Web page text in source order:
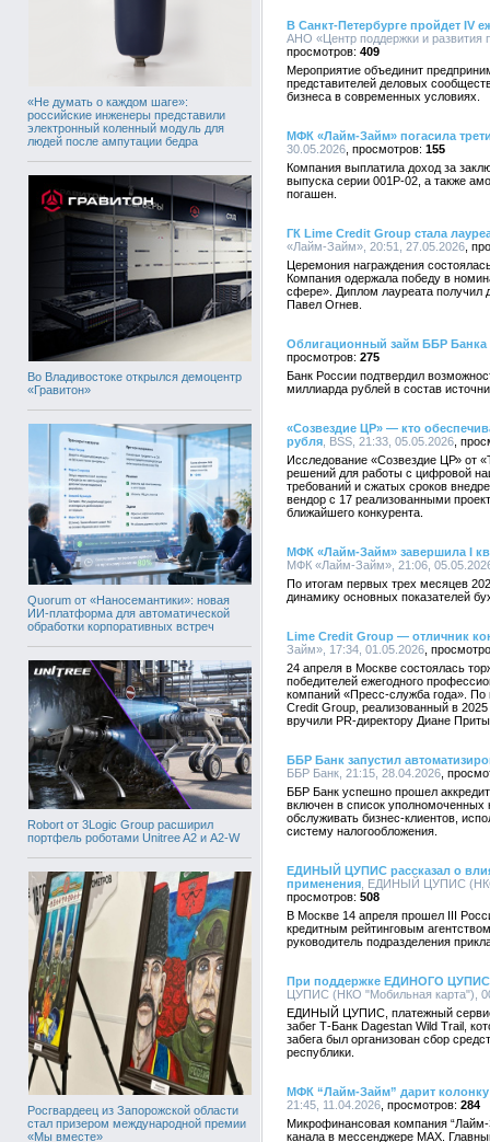
«Не думать о каждом шаге»:
российские инженеры представили
электронный коленный модуль для
людей после ампутации бедра
Во Владивостоке открылся демоцентр
«Гравитон»
Quorum от «Наносемантики»: новая
ИИ-платформа для автоматической
обработки корпоративных встреч
Robort от 3Logic Group расширил
портфель роботами Unitree A2 и A2-W
Росгвардеец из Запорожской области
стал призером международной премии
«Мы вместе»
В Санкт-Петербурге пройдет IV
АНО «Центр поддержки и развития
409
Мероприятие объединит
представителей деловых
бизнеса в современных условиях.
МФК «Лайм-Займ» погасила
30.05.2026
155
Компания выплатила доход за
выпуска серии 001P-02, а также
погашен.
ГК Lime Credit Group стала
«Лайм-Займ», 20:51, 27.05.2026
Церемония награждения
Компания одержала победу в
сфере». Диплом лауреата получил
Павел Огнев.
Облигационный займ ББР Банка
275
Банк России подтвердил
миллиарда рублей в состав
«Созвездие ЦР» — кто
рубля , BSS, 21:33, 05.05.2026
Исследование «Созвездие ЦР» от
решений для работы с цифровой
требований и сжатых сроков
вендор с 17 реализованными
ближайшего конкурента.
МФК «Лайм-Займ» завершила I
МФК «Лайм-Займ», 21:06,
По итогам первых трех месяцев
динамику основных показателей
Lime Credit Group — отличник
Займ», 17:34, 01.05.2026
24 апреля в Москве состоялась
победителей ежегодного
компаний «Пресс-служба года».
Credit Group, реализованный в
вручили PR-директору Диане
ББР Банк запустил
ББР Банк, 21:15, 28.04.2026
ББР Банк успешно прошел
включен в список уполномоченных
обслуживать бизнес-клиентов,
систему налогообложения.
ЕДИНЫЙ ЦУПИС рассказал о
применения , ЕДИНЫЙ ЦУПИС (НКО
508
В Москве 14 апреля прошел III
кредитным рейтинговым
руководитель подразделения
При поддержке ЕДИНОГО ЦУПИС
ЦУПИС (НКО "Мобильная карта"),
ЕДИНЫЙ ЦУПИС, платежный сервис
забег Т-Банк Dagestan Wild Trail,
забега был организован сбор
республики.
МФК “Лайм-Займ” дарит
21:45, 11.04.2026
284
Микрофинансовая компания
канала в мессенджере MAX.